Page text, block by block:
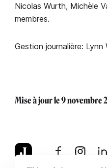
Nicolas Wurth, Michèle
membres.
Gestion journalière: Lynn
Mise à jour le 9 novembre